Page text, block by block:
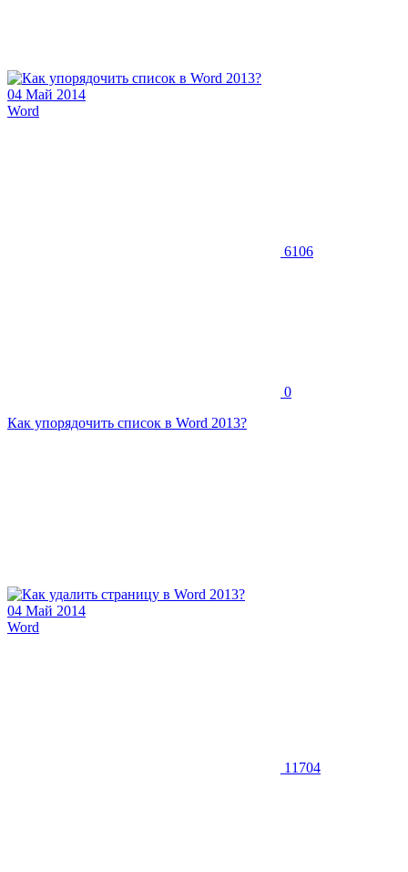
04 Май 2014
Word
6106
0
Как упорядочить список в Word 2013?
04 Май 2014
Word
11704